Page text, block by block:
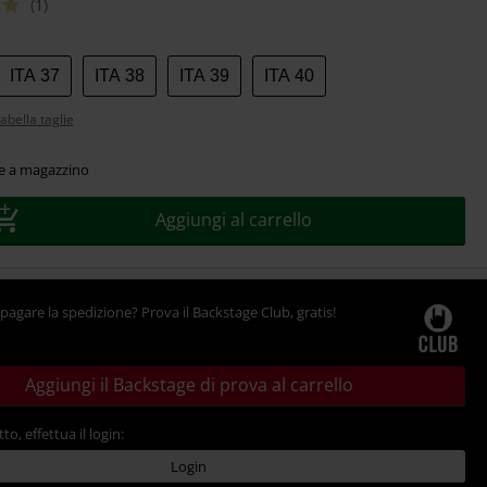
(1)
ITA 37 ITA 38 ITA 39 ITA 40
taglie
a magazzino
Aggiungi al carrello
la spedizione? Prova il Backstage Club, gratis!
Aggiungi il Backstage di prova al carrello
effettua il login:
Login